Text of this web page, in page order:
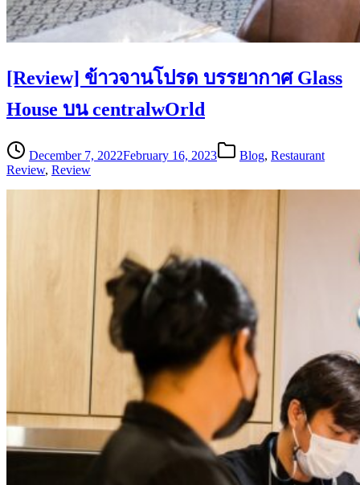
[Review] ข้าวจานโปรด บรรยากาศ Glass
House บน centralwOrld
December 7, 2022February 16, 2023 Blog, Restaurant
Review, Review